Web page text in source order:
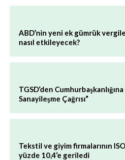
ABD’nin yeni ek gümrük
nasıl etkileyecek?
TGSD’den
Sanayileşme Çağrısı”
Tekstil ve giyim firmalarının
yüzde 10,4’e geriledi